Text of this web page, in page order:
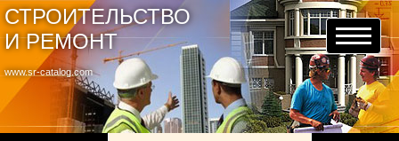
www.sr-catalog.com
СТРОИТЕЛЬСТВО
И РЕМОНТ